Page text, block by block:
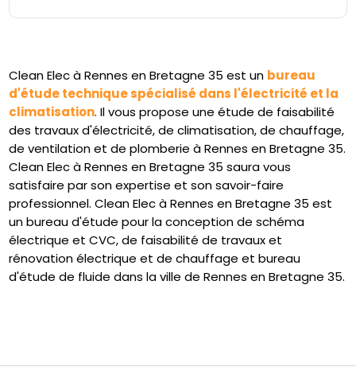
Clean Elec à Rennes en Bretagne 35 est un bureau
d'étude technique spécialisé dans l'électricité et la
climatisation. Il vous propose une étude de faisabilité
des travaux d'électricité, de climatisation, de chauffage,
de ventilation et de plomberie à Rennes en Bretagne 35.
Clean Elec à Rennes en Bretagne 35 saura vous
satisfaire par son expertise et son savoir-faire
professionnel. Clean Elec à Rennes en Bretagne 35 est
un bureau d'étude pour la conception de schéma
électrique et CVC, de faisabilité de travaux et
rénovation électrique et de chauffage et bureau
d'étude de fluide dans la ville de Rennes en Bretagne 35.